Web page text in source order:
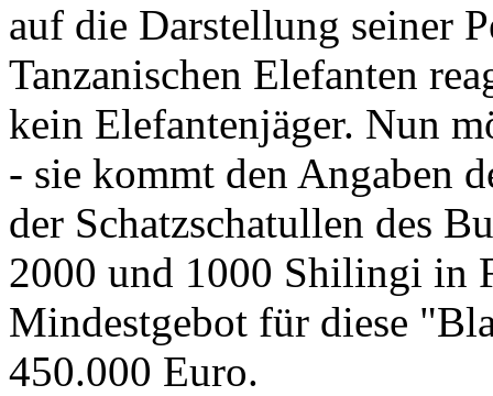
auf die Darstellung seiner
Tanzanischen Elefanten
kein Elefantenjäger. Nun
- sie kommt den Angaben
der Schatzschatullen des
2000 und 1000 Shilingi in
Mindestgebot für diese
450.000 Euro.